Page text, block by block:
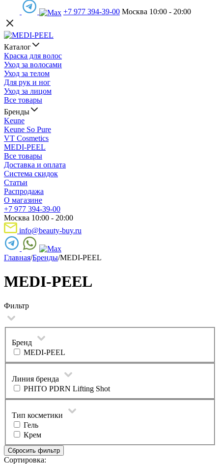
+7 977 394-39-00 Москва 10:00 - 20:00
Каталог
Краска для волос
Уход за волосами
Уход за телом
Для рук и ног
Уход за лицом
Все товары
Бренды
Keune
Keune So Pure
VT Cosmetics
MEDI-PEEL
Все товары
Доставка и оплата
Система скидок
Статьи
Распродажа
О магазине
+7 977 394-39-00
Москва 10:00 - 20:00
info@beauty-buy.ru
Главная/Бренды/MEDI-PEEL
MEDI-PEEL
Фильтр
Бренд
MEDI-PEEL
Линия бренда
PHITO PDRN Lifting Shot
Тип косметики
Гель
Крем
Сбросить фильтр
Сортировка: